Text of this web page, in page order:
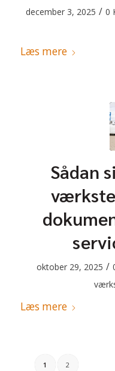
december 3, 2025 / 0
Læs mere
Sådan
oktober 29, 2025 /
Læs mere
1 2